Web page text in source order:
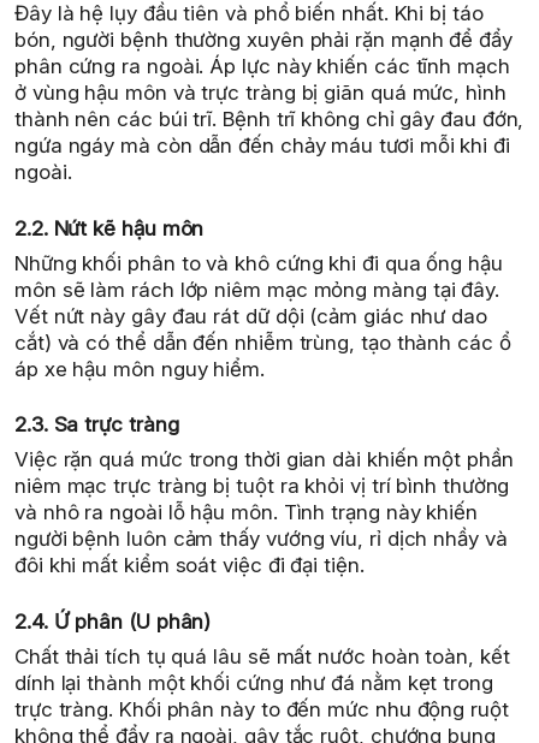
Đây là hệ lụy đầu tiên và phổ biến nhất. Khi bị táo
bón, người bệnh thường xuyên phải rặn mạnh để đẩy
phân cứng ra ngoài. Áp lực này khiến các tĩnh mạch
ở vùng hậu môn và trực tràng bị giãn quá mức, hình
thành nên các búi trĩ. Bệnh trĩ không chỉ gây đau đớn,
ngứa ngáy mà còn dẫn đến chảy máu tươi mỗi khi đi
ngoài.
2.2. Nứt kẽ hậu môn
Những khối phân to và khô cứng khi đi qua ống hậu
môn sẽ làm rách lớp niêm mạc mỏng màng tại đây.
Vết nứt này gây đau rát dữ dội (cảm giác như dao
cắt) và có thể dẫn đến nhiễm trùng, tạo thành các ổ
áp xe hậu môn nguy hiểm.
2.3. Sa trực tràng
Việc rặn quá mức trong thời gian dài khiến một phần
niêm mạc trực tràng bị tuột ra khỏi vị trí bình thường
và nhô ra ngoài lỗ hậu môn. Tình trạng này khiến
người bệnh luôn cảm thấy vướng víu, rỉ dịch nhầy và
đôi khi mất kiểm soát việc đi đại tiện.
2.4. Ứ phân (U phân)
Chất thải tích tụ quá lâu sẽ mất nước hoàn toàn, kết
dính lại thành một khối cứng như đá nằm kẹt trong
trực tràng. Khối phân này to đến mức nhu động ruột
không thể đẩy ra ngoài, gây tắc ruột, chướng bụng